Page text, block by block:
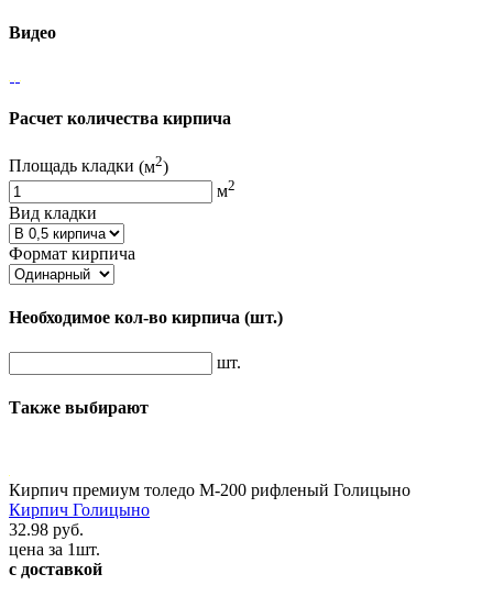
Видео
Расчет количества кирпича
Площадь кладки (м2)
м2
Вид кладки
Формат кирпича
Необходимое кол-во кирпича (шт.)
шт.
Также выбирают
Кирпич премиум толедо М-200 рифленый Голицыно
Кирпич Голицыно
32.98 руб.
цена за 1шт.
с доставкой